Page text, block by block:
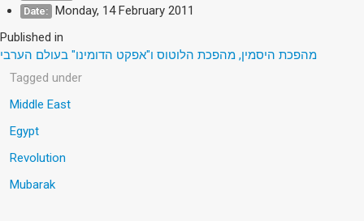
Date: Monday, 14 February 2011
Published in
מהפכת היסמין, מהפכת הלוטוס ו"אפקט הדומינו" בעולם הערבי
Tagged under
Middle East
Egypt
Revolution
Mubarak